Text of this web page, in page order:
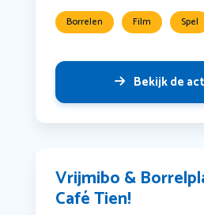
Borrelen Film Spel
Bekijk de
Vrijmibo &
Café Tien!